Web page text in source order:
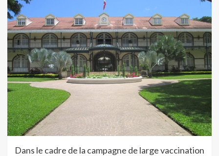
Dans le cadre de la campagne de large vaccination